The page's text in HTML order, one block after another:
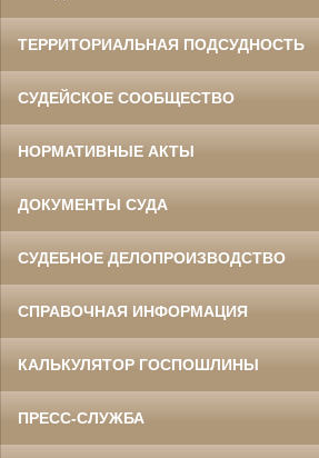
ТЕРРИТОРИАЛЬНАЯ ПОДСУДНОСТЬ
СУДЕЙСКОЕ СООБЩЕСТВО
НОРМАТИВНЫЕ АКТЫ
ДОКУМЕНТЫ СУДА
СУДЕБНОЕ ДЕЛОПРОИЗВОДСТВО
СПРАВОЧНАЯ ИНФОРМАЦИЯ
КАЛЬКУЛЯТОР ГОСПОШЛИНЫ
ПРЕСС-СЛУЖБА